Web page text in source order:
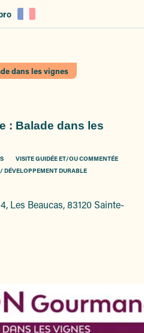
dans les vignes
: Balade dans les
VISITE GUIDÉE ET/OU COMMENTÉE
DÉVELOPPEMENT DURABLE
Les Beaucas, 83120 Sainte-
aux favoris